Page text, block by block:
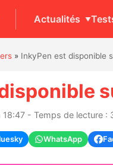
Actualités
» InkyPen est disponible
18:47 - Temps de lecture :
WhatsApp